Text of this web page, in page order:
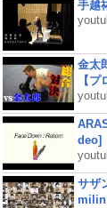
手越
金太
【
deo]
サザ